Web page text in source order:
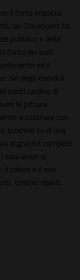
il forte impatto
Ian Davenport ha
pubblico e della
forza dei suoi
ed il
Sin dagli esordi il
punti cardine di
la pittura
a costruire con
scorrere su di una
di gravità completi
suoi lavori si
il colore e il suo
timbrici dipinti.